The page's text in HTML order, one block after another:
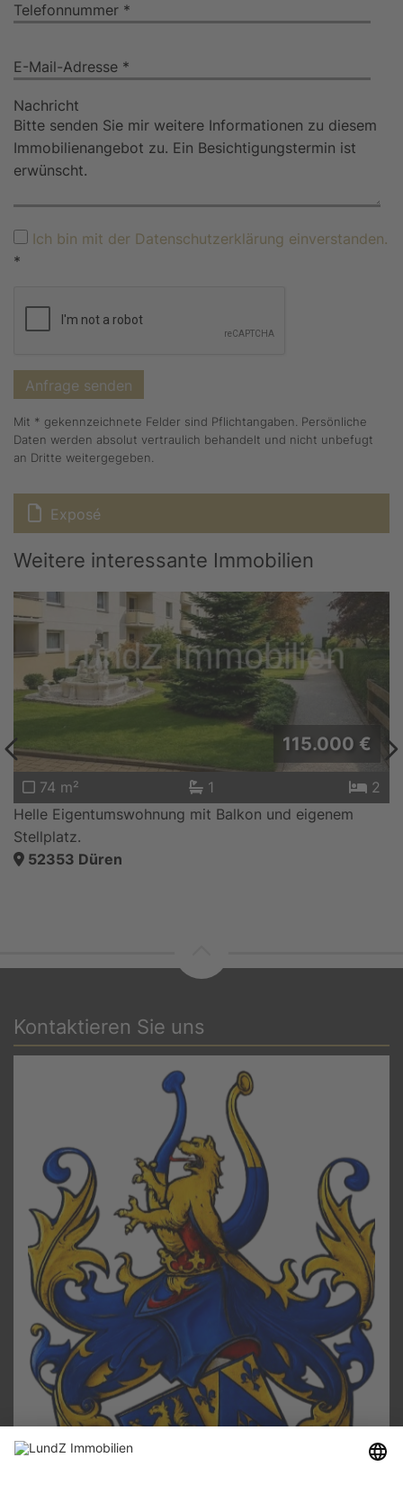
Telefonnummer *
E-Mail-Adresse *
Nachricht
Ich bin mit der Datenschutzerklärung einverstanden.
*
Mit * gekennzeichnete Felder sind Pflichtangaben. Persönliche
Daten werden absolut vertraulich behandelt und nicht unbefugt
an Dritte weitergegeben.
Exposé
Weitere interessante Immobilien
125.000 €
67 m² 1
2
Gemütliche und gut vermietete Eigentumswohnung.
52351Düren
Kontaktieren Sie uns